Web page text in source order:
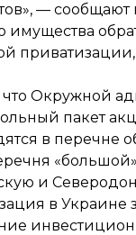
— сообщают
имущества
что Окружной
пакет
в перечне
и
в